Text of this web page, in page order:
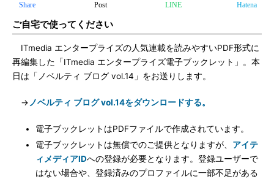
Share Post LINE Hatena
ご自宅で使ってください
ITmedia エンタープライズの人気連載を読みやすいPDF形式に
再編集した「ITmedia エンタープライズ電子ブックレット」。本
日は「ノベルティ ブログ vol.14」をお送りします。
→ ノベルティ ブログ vol.14をダウンロードする。
電子ブックレットはPDFファイルで作成されています。
電子ブックレットは無償でのご提供となりますが、 アイテ
ィメディアIDへの登録が必要となります。登録ユーザーで
はない場合や、登録済みのプロファイルに一部不足がある